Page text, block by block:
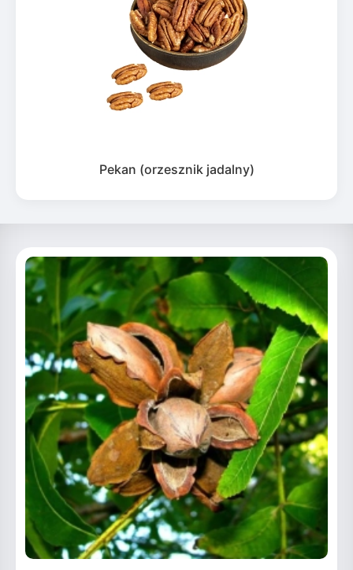
Pekan (orzesznik jadalny)